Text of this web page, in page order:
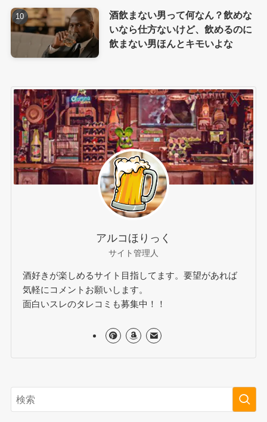
酒飲まない男って何なん？飲めな
いなら仕方ないけど、飲めるのに
飲まない男ほんとキモいよな
アルコほりっく
サイト管理人
酒好きが楽しめるサイト目指してます。要望があれば
気軽にコメントお願いします。
面白いスレのタレコミも募集中！！